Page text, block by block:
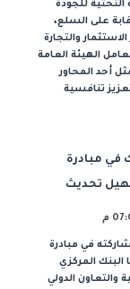
التحتية للجودة
على السلع،
والتجارة
الهيئة العامة
أحد المحاور
تنافسية
في مبادرة
تحديث
في مبادرة
المركزي
والتعاون الدولي